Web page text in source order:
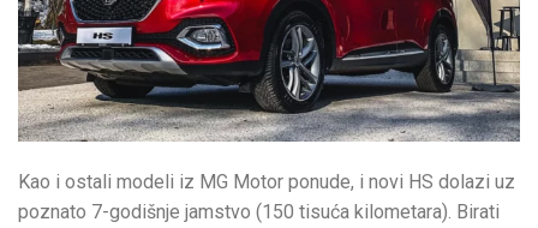
Kao i ostali modeli iz MG Motor ponude, i novi HS dolazi uz
poznato 7-godišnje jamstvo (150 tisuća kilometara). Birati